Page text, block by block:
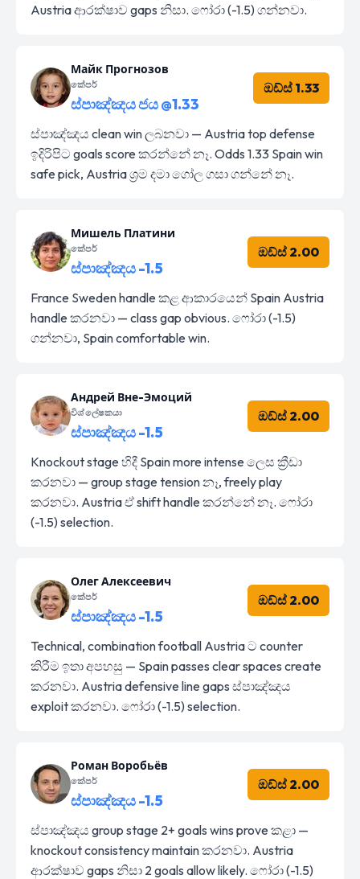
Austria ආරක්ෂාව gaps නිසා. ෆෝරා (-1.5) ගන්නවා.
Майк Прогнозов
කේපර්
ස්පාඤ්ඤය ජය @1.33
ඔඩ්ස් 1.33
ස්පාඤ්ඤය clean win ලබනවා — Austria top defense
ඉදිරිපිට goals score කරන්නේ නෑ. Odds 1.33 Spain win
safe pick, Austria ශ්‍රම දමා ගෝල ගසා ගන්නේ නෑ.
Мишель Платини
කේපර්
ස්පාඤ්ඤය -1.5
ඔඩ්ස් 2.00
France Sweden handle කළ ආකාරයෙන් Spain Austria
handle කරනවා — class gap obvious. ෆෝරා (-1.5)
ගන්නවා, Spain comfortable win.
Андрей Вне-Эмоций
විශ්ලේෂකයා
ස්පාඤ්ඤය -1.5
ඔඩ්ස් 2.00
Knockout stage හිදී Spain more intense ලෙස ක්‍රීඩා
කරනවා — group stage tension නෑ, freely play
කරනවා. Austria ඒ shift handle කරන්නේ නෑ. ෆෝරා
(-1.5) selection.
Олег Алексеевич
කේපර්
ස්පාඤ්ඤය -1.5
ඔඩ්ස් 2.00
Technical, combination football Austria ට counter
කිරීම ඉතා අපහසු — Spain passes clear spaces create
කරනවා. Austria defensive line gaps ස්පාඤ්ඤය
exploit කරනවා. ෆෝරා (-1.5) selection.
Роман Воробьёв
කේපර්
ස්පාඤ්ඤය -1.5
ඔඩ්ස් 2.00
ස්පාඤ්ඤය group stage 2+ goals wins prove කළා —
knockout consistency maintain කරනවා. Austria
ආරක්ෂාව gaps නිසා 2 goals allow likely. ෆෝරා (-1.5)